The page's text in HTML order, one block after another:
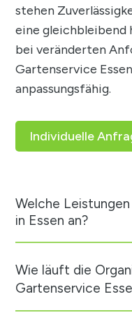
stehen
eine gleichbleibend
bei veränderten
Gartenservice
anpassungsfähig.
Individuelle
Welche
in Essen an?
Wie läuft die
Gartenservice